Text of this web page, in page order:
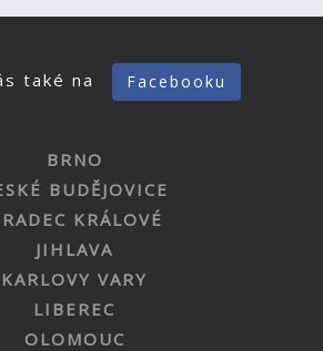
také na Facebooku
BRNO
BUDĚJOVICE
KRÁLOVÉ
JIHLAVA
KARLOVY VARY
LIBEREC
OLOMOUC